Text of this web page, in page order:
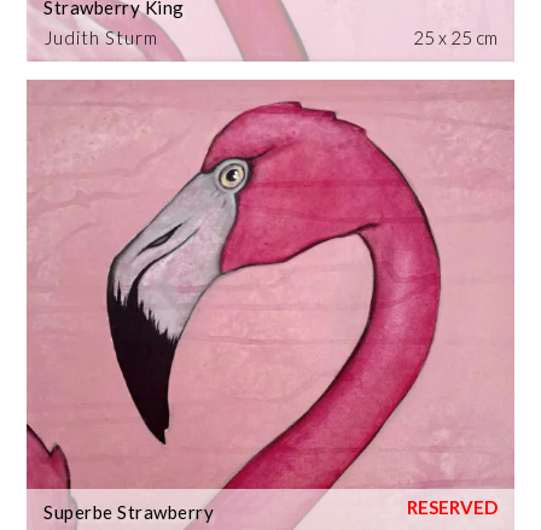
Judith Sturm
Strawberry King
25 x 25 cm
Superbe Strawberry